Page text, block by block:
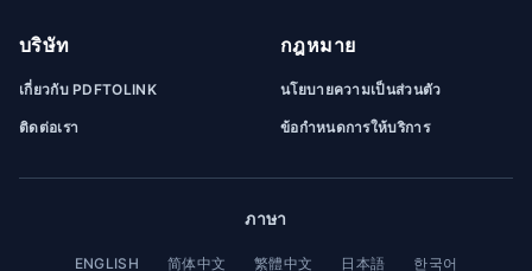
บริษัท
เกี่ยวกับ PDFTOLINK
ติดต่อเรา
กฎหมาย
นโยบายความเป็นส่วนตัว
ข้อกำหนดการให้บริการ
ภาษา
ENGLISH 简体中文 繁體中文 日本語 한국어